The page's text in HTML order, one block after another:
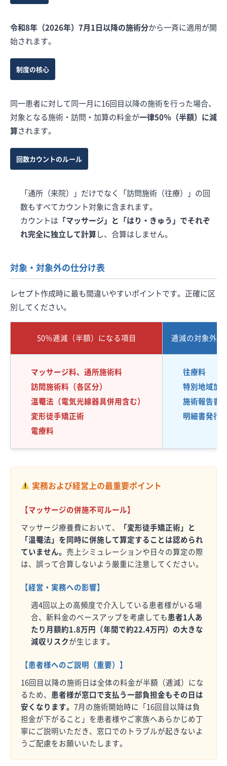
令和8年（2026年）7月1日以降の施術分から一斉に適用が開
始されます。
制度の核心
同一患者に対して同一月に16回目以降の施術を行った場合、
対象となる施術・訪問・加算の料金が一律50％（半額）に減
算されます。
回数カウントのルール
「通所（来院）」だけでなく「訪問施術（往療）」の回
数もすべてカウント対象に含まれます。
カウントは 「マッサージ」と「はり・きゅう」でそれぞ
れ完全に独立して計算し、合算はしません。
対象・対象外の仕分け表
レセプト作成時に最も間違いやすいポイントです。正確に区
別してください。
50％逓減（半額）になる項目 逓減の対象外
マッサージ料、通所施術料
訪問施術料（各区分）
温罨法（電気光線器具併用含む）
変形徒手矯正術
電療料
往療料
特別地域加
施術報告書
明細書発行
実務および経営上の最重要ポイント
【マッサージの併施不可ルール】
マッサージ療養費において、
「変形徒手矯正術」と
「温罨法」を同時に併施して算定することは認められ
ていません。 売上シミュレーションや日々の算定の際
は、誤って合算しないよう厳重に注意してください。
【経営・実務への影響】
週4回以上の高頻度で介入している患者様がいる場
合、新料金のベースアップを考慮しても患者1人あ
たり月額約1.8万円（年間で約22.4万円）の大きな
減収リスクが生じます。
【患者様へのご説明（重要）】
16回目以降の施術日は全体の料金が半額（逓減）にな
るため、 患者様が窓口で支払う一部負担金もその日は
安くなります。 7月の施術開始時に「16回目以降は負
担金が下がること」を患者様やご家族へあらかじめ丁
寧にご説明いただき、窓口でのトラブルが起きないよ
うご配慮をお願いいたします。